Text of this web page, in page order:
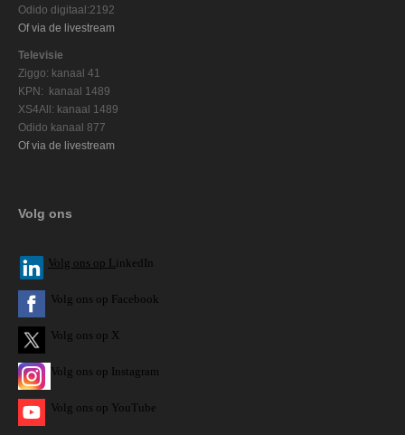
Odido digitaal:2192
Of via de livestream
Televisie
Ziggo: kanaal 41
KPN: kanaal 1489
XS4All: kanaal 1489
Odido kanaal 877
Of via de livestream
Volg ons
Volg ons op L inkedIn
Volg ons op Facebook
Volg ons op X
Volg ons op Instagram
Volg ons op YouTube